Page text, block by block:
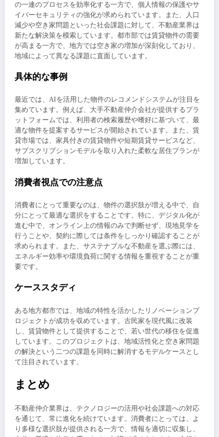
の一連のプロセスを効率化する一方で、個人情報の保護やサ
イバーセキュリティの強化が求められています。また、人口
減少や空き家問題といった社会課題に対して、不動産業界は
新たな解決策を模索しています。都市部では賃貸物件の需要
が高まる一方で、地方では空き家の増加が深刻化しており、
地域によって異なる課題に直面しています。
具体的な事例
最近では、AIを活用した物件のレコメンドシステムが注目を
集めています。例えば、大手不動産仲介会社が提供するプラ
ットフォームでは、利用者の検索履歴や嗜好に基づいて、最
適な物件を提案するサービスが開始されています。また、賃
貸市場では、家具付きの賃貸物件や短期賃貸サービスなど、
サブスクリプションモデルを取り入れた柔軟な居住プランが
増加しています。
消費者視点での注意点
消費者にとって重要なのは、物件の選択肢が増える中で、自
分にとって最適な選択をすることです。特に、デジタル化が
進む中で、オンライン上の情報のみで判断せず、現地見学を
行うことや、契約に際しては条件をしっかり確認することが
求められます。また、サステナブルな不動産を選ぶ際には、
エネルギー効率や環境負荷に関する情報を重視することが重
要です。
ケーススタディ
ある地方都市では、地域の特性を活かしたリノベーションプ
ロジェクトが成功を収めています。古民家を現代風に改装
し、賃貸物件として提供することで、若い世代の移住を促進
しています。このプロジェクトは、地域活性化と空き家問題
の解決という二つの課題を同時に解消するモデルケースとし
て注目されています。
まとめ
不動産仲介業界は、テクノロジーの活用や社会課題への対応
を通じて、常に進化を続けています。消費者にとっては、よ
り多様な選択肢が提供される一方で、情報を適切に収集し、